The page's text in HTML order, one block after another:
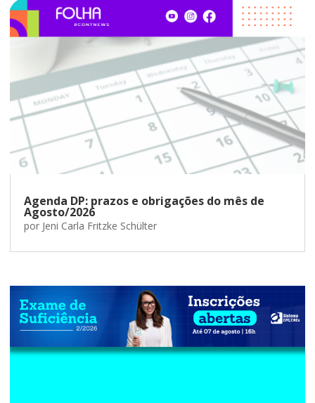
Agenda DP: prazos e obrigações do mês de
Agosto/2026
por Jeni Carla Fritzke Schülter